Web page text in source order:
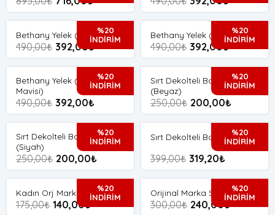
%20
İNDİRİM
Bethany Yelek (Yağ Yeşili)
490,00₺ 392,00₺
%20
İNDİRİM
Bethany Yelek (Haki)
490,00₺ 392,00₺
%20
İNDİRİM
Bethany Yelek (Bebek
Mavisi)
490,00₺ 392,00₺
%20
İNDİRİM
Sırt Dekolteli Basıc Crop
(Beyaz)
250,00₺ 200,00₺
%20
İNDİRİM
Sırt Dekolteli Basıc Crop
(Siyah)
250,00₺ 200,00₺
%20
İNDİRİM
Sırt Dekolteli Bodysuit
399,00₺ 319,20₺
%20
İNDİRİM
Kadın Orj Marka Crop
175,00₺ 140,00₺
%20
İNDİRİM
Orijinal Marka Süveter
300,00₺ 240,00₺